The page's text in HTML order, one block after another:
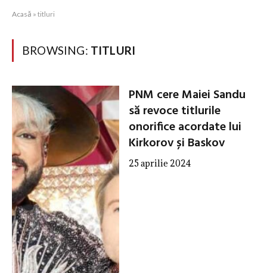
Acasă » titluri
BROWSING: TITLURI
PNM cere Maiei Sandu
să revoce titlurile
onorifice acordate lui
Kirkorov și Baskov
25 aprilie 2024